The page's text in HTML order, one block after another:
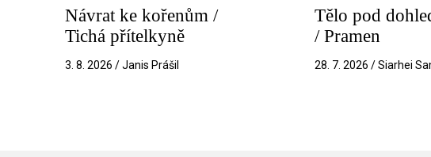
Návrat ke kořenům /
Tichá přítelkyně
3. 8. 2026 / Janis Prášil
Tělo pod
/ Pramen
28. 7. 2026 / Siarhei